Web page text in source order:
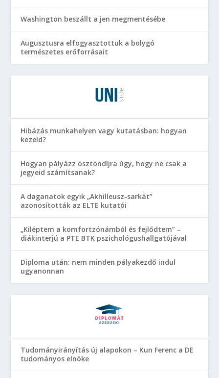
Washington beszállt a jen megmentésébe
Augusztusra elfogyasztottuk a bolygó
természetes erőforrásait
Hibázás munkahelyen vagy kutatásban: hogyan
kezeld?
Hogyan pályázz ösztöndíjra úgy, hogy ne csak a
jegyeid számítsanak?
A daganatok egyik „Akhilleusz-sarkát”
azonosították az ELTE kutatói
„Kiléptem a komfortzónámból és fejlődtem” –
diákinterjú a PTE BTK pszichológushallgatójával
Diploma után: nem minden pályakezdő indul
ugyanonnan
Tudományirányítás új alapokon – Kun Ferenc a DE
tudományos elnöke